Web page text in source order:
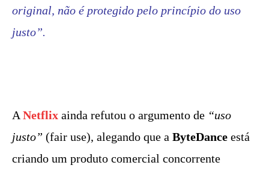
original, não é protegido pelo princípio do uso
justo”.
A Netflix ainda refutou o argumento de “uso
justo” (fair use), alegando que a ByteDance está
criando um produto comercial concorrente